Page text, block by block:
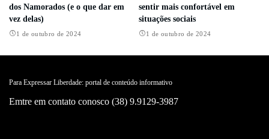
dos Namorados (e o que dar em
vez delas)
1 de outubro de 2024
sentir mais confortável em
situações sociais
1 de outubro de 2024
Para Expressar Liberdade: portal de conteúdo informativo
Emtre em contato conosco (38) 9.9129-3987